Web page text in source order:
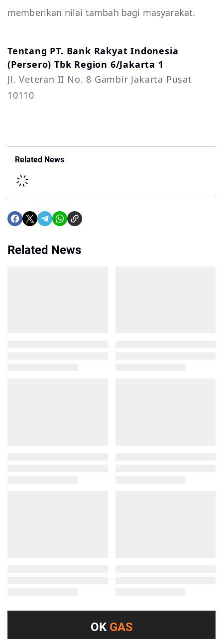
memberikan nilai tambah bagi masyarakat.
Tentang PT. Bank Rakyat Indonesia
(Persero) Tbk Region 6/Jakarta 1
Jl. Veteran II No. 8 Gambir Jakarta Pusat
10110
Related News
Related News
OK GAS